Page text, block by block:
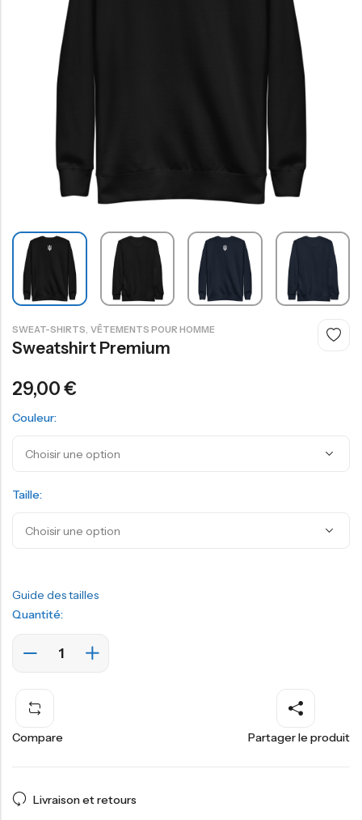
SWEAT-SHIRTS, VÊTEMENTS POUR HOMME
Sweatshirt Premium
29,00€
Couleur:
Taille:
Guide des tailles
Quantité:
Compare Partager le produit
Livraison et retours